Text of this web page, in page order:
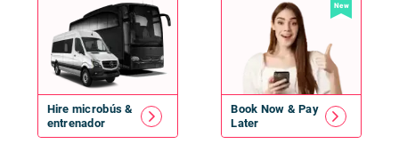
Hire microbús &
entrenador
New
Book Now & Pay
Later